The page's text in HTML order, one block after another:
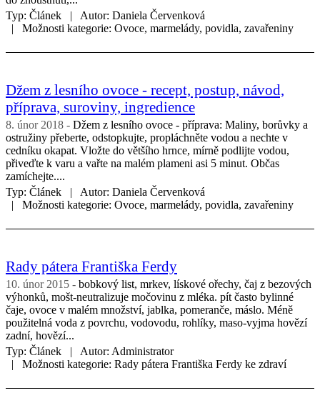
Typ: Článek Autor: Daniela Červenková
Možnosti kategorie: Ovoce, marmelády, povidla, zavařeniny
Džem z lesního ovoce - recept, postup, návod,
příprava, suroviny, ingredience
8. únor 2018
Džem z lesního ovoce - příprava: Maliny, borůvky a
ostružiny přeberte, odstopkujte, propláchněte vodou a nechte v
cedníku okapat. Vložte do většího hrnce, mírně podlijte vodou,
přiveďte k varu a vařte na malém plameni asi 5 minut. Občas
zamíchejte....
Typ: Článek Autor: Daniela Červenková
Možnosti kategorie: Ovoce, marmelády, povidla, zavařeniny
Rady pátera Františka Ferdy
10. únor 2015
bobkový list, mrkev, lískové ořechy, čaj z bezových
výhonků, mošt-neutralizuje močovinu z mléka. pít často bylinné
čaje, ovoce v malém množství, jablka, pomeranče, máslo. Méně
použitelná voda z povrchu, vodovodu, rohlíky, maso-vyjma hovězí
zadní, hovězí...
Typ: Článek Autor: Administrator
Možnosti kategorie: Rady pátera Františka Ferdy ke zdraví